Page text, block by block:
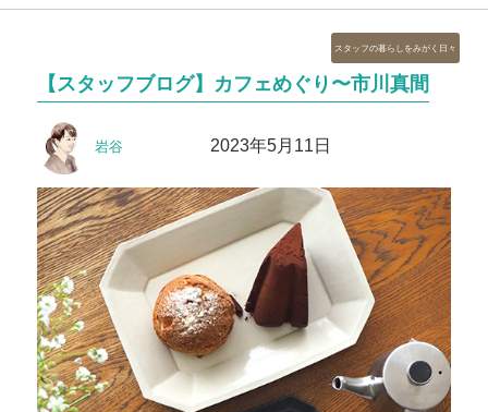
【スタッフブログ】カフェめぐり〜市川真間
稿
岩谷稿
2023年5月11日
カ
テ
ゴ
スタッフの暮らしをみがく日々